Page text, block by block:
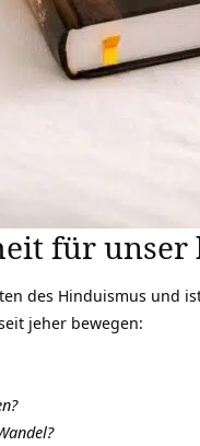
für unser
des Hinduismus und
jeher bewegen: